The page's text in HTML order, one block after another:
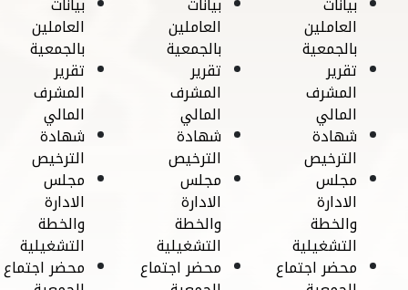
العاملين
بالجمعية
تقرير
المشرف
المالي
شهادة
الترخيص
مجلس
الادارة
والخطة
التشغيلية
محضر اجتماع
العاملين
بالجمعية
تقرير
المشرف
المالي
شهادة
الترخيص
مجلس
الادارة
والخطة
التشغيلية
محضر اجتماع
العاملين
بالجمعية
تقرير
المشرف
المالي
شهادة
الترخيص
مجلس
الادارة
والخطة
التشغيلية
محضر اجتماع